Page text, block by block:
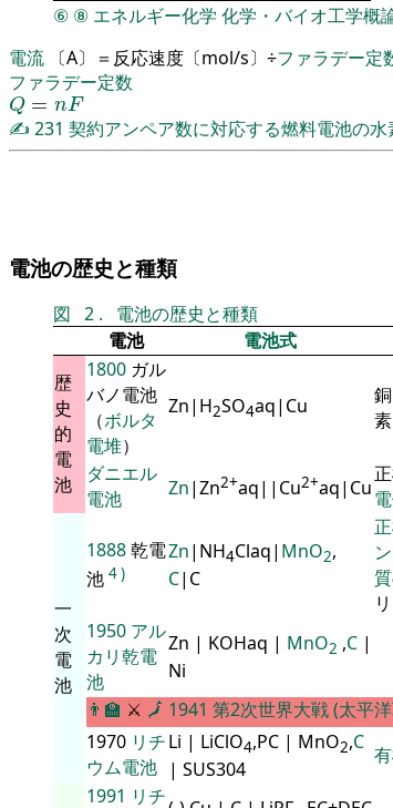
⑥ ⑧ エネルギー化学 化学・バイオ工学概
電流 〔A〕＝反応速度〔mol/s〕÷ファラデー定
ファラデー定数
Q = nF
Q=nF
✍ 231 契約アンペア数に対応する燃料電池の
電池の歴史と種類
図 2 .
電池の歴史と種類
電池
電池式
歴
史
的
電
池
1800 ガル
バノ電池
（ボルタ
電堆）
Zn|H2SO4aq|Cu
素
ダニエル
電池
Zn|Zn2+aq||Cu2+aq|Cu
一
次
電
池
1888乾電
池 4)
Zn|NH4Claq| MnO2,
C|C
質
1950 アル
カリ乾電
池
Zn | KOHaq | MnO2 ,C |
Ni
👨‍🏫 ⚔ 🗾 1941 第2次世界大戦 (太平
1970 リチ
ウム電池
Li | LiClO4,PC | MnO2,C
| SUS304
1991 リチ